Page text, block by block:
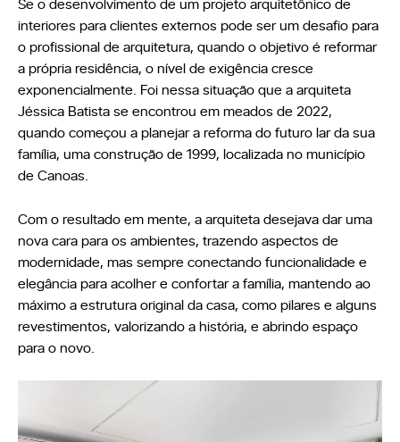
Arquitetos
Solicite seu Projeto
Trabalhe Conosco
Área do Lojista
Política de Privacidade
Relatório de Transparência Salarial
Se o desenvolvimento de um projeto arquitetônico de
interiores para clientes externos pode ser um desafio para
o profissional de arquitetura, quando o objetivo é reformar
a própria residência, o nível de exigência cresce
exponencialmente. Foi nessa situação que a arquiteta
Jéssica Batista se encontrou em meados de 2022,
quando começou a planejar a reforma do futuro lar da sua
família, uma construção de 1999, localizada no município
de Canoas.
Com o resultado em mente, a arquiteta desejava dar uma
nova cara para os ambientes, trazendo aspectos de
modernidade, mas sempre conectando funcionalidade e
elegância para acolher e confortar a família, mantendo ao
máximo a estrutura original da casa, como pilares e alguns
revestimentos, valorizando a história, e abrindo espaço
para o novo.